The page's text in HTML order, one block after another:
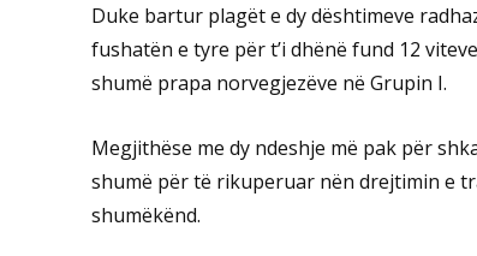
Duke bartur plagët e dy dështimeve
fushatën e tyre për t’i dhënë fund 12
shumë prapa norvegjezëve në Grupin I.
Megjithëse me dy ndeshje më pak për
shumë për të rikuperuar nën drejtimin e
shumëkënd.